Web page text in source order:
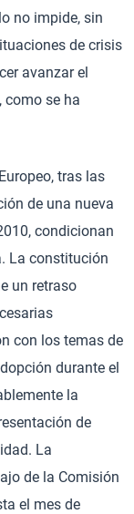
no impide, sin
de crisis
avanzar el
como se ha
tras las
de una nueva
condicionan
La constitución
un retraso
con los temas de
durante el
la
de
La
de la Comisión
el mes de